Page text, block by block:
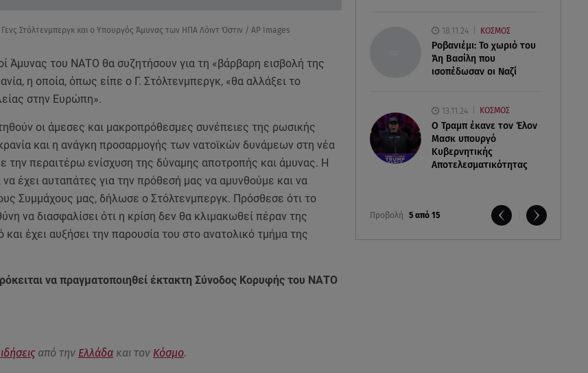
18.11.24 ΚΟΣΜΟΣ
Ροβανιέμι: Το χωριό του
Άη Βασίλη που
ισοπέδωσαν οι Ναζί
13.11.24 ΚΟΣΜΟΣ
O Τραμπ έκανε τον Έλον
Μασκ υπουργό
Κυβερνητικής
Αποτελεσματικότητας
Προβολή 5 από 15
Γενς Στόλτενμπεργκ και ο Υπουργός Άμυνας των ΗΠΑ Λόιντ Όστιν / AP Images
Άμυνας του ΝΑΤΟ θα συζητήσουν για τη «βάρβαρη εισβολή της
η οποία, όπως είπε ο Γ. Στόλτενμπεργκ, «θα αλλάξει το
στην Ευρώπη».
οι άμεσες και μακροπρόθεσμες συνέπειες της ρωσικής
και η ανάγκη προσαρμογής των νατοϊκών δυνάμεων στη νέα
την περαιτέρω ενίσχυση της δύναμης αποτροπής και άμυνας. Η
έχει αυταπάτες για την πρόθεσή μας να αμυνθούμε και να
Συμμάχους μας, δήλωσε ο Στόλτενμπεργκ. Πρόσθεσε ότι το
να διασφαλίσει ότι η κρίση δεν θα κλιμακωθεί πέραν της
και έχει αυξήσει την παρουσία του στο ανατολικό τμήμα της
να πραγματοποιηθεί έκτακτη Σύνοδος Κορυφής του ΝΑΤΟ
από την Ελλάδακαι τον Κόσμο.